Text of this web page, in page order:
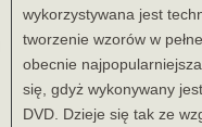
wykorzystywana jest
tworzenie wzorów w
obecnie
się, gdyż wykonywany
DVD. Dzieje się tak ze